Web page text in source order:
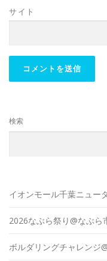
サイト
検索
イオンモール千葉ニュー
2026なぶら祭り@なぶら
ボルダリングチャレンジ